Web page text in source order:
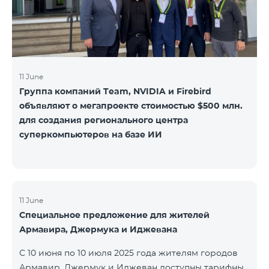
11 June
Группа компаний Team, NVIDIA и Firebird
объявляют о мегапроекте стоимостью $500 млн.
для создания регионального центра
суперкомпьютеров на базе ИИ
11 June
Специальное предложение для жителей
Армавира, Джермука и Иджевана
С 10 июня по 10 июля 2025 года жителям городов